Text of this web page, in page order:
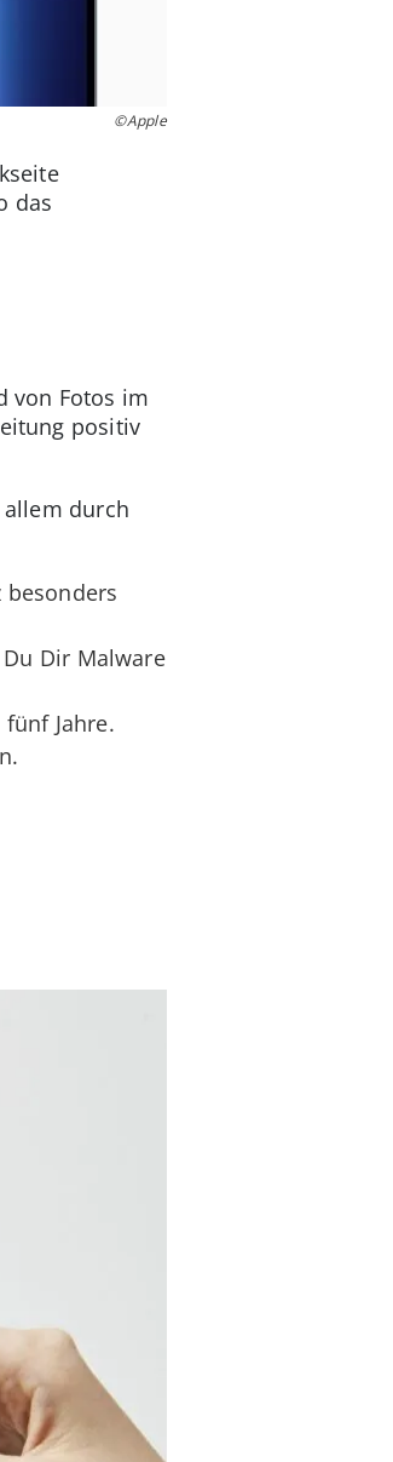
©Apple
das
von Fotos im
positiv
allem durch
besonders
Dir Malware
Jahre.